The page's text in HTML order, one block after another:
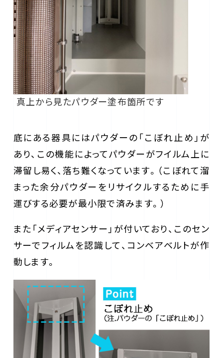
真上から見たパウダー塗布箇所です
底にある器具にはパウダーの「こぼれ止め」が
あり、この機能によってパウダーがフイルム上に
滞留し易く、落ち難くなっています。（こぼれて溜
まった余分パウダーをリサイクルするために手
運びする必要が最小限で済みます。）
また「メディアセンサー」が付いており、このセン
サーでフィルムを認識して、コンベアベルトが作
動します。